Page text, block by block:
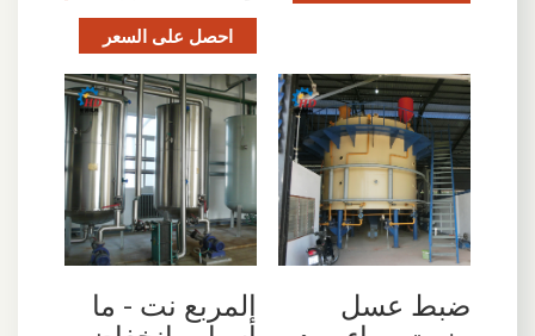
احصل على السعر
ضبط عسل المربع نت - ما